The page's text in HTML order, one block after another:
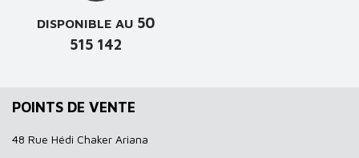
DISPONIBLE AU 50
515 142
POINTS DE VENTE
48 Rue Hédi Chaker Ariana